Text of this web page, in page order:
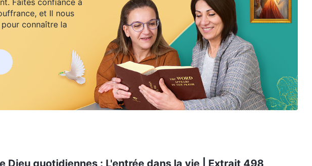
Faites confiance à
et Il nous
connaître la
Dieu quotidiennes : L'entrée dans la vie | Extrait 498